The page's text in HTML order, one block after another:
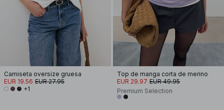
Camiseta oversize gruesa
EUR 19.56 EUR 27.95
+1
Top de manga corta de merino
EUR 29.97 EUR 49.95
Premium Selection